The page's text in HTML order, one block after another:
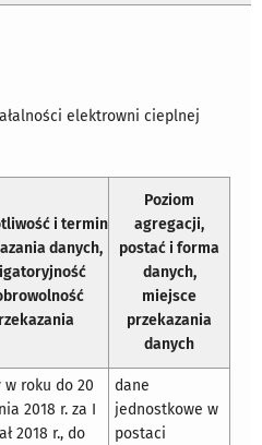
elektrowni cieplnej
i termin
danych,
Poziom
agregacji,
postać i forma
danych,
miejsce
przekazania
danych
w roku do 20
2018 r. za I
2018 r., do
dane
jednostkowe w
postaci